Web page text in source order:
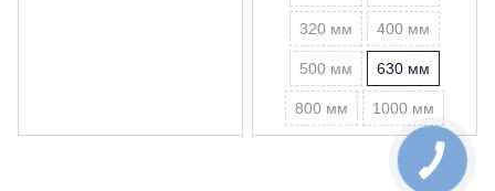
320 мм 400 мм
500 мм 630 мм
800 мм 1000 мм